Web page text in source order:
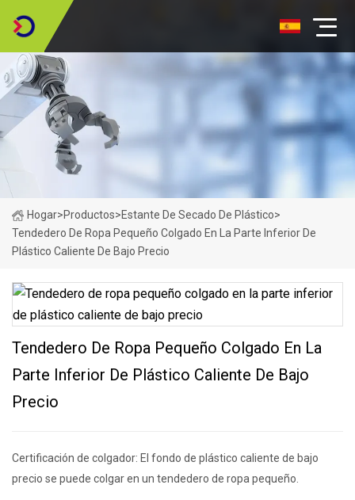
Hogar>Productos>Estante De Secado De Plástico>
Tendedero De Ropa Pequeño Colgado En La Parte Inferior De
Plástico Caliente De Bajo Precio
Tendedero De Ropa Pequeño Colgado En La
Parte Inferior De Plástico Caliente De Bajo
Precio
Certificación de colgador: El fondo de plástico caliente de bajo
precio se puede colgar en un tendedero de ropa pequeño.